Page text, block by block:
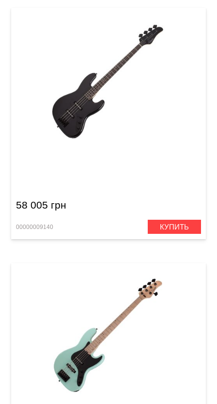
58 005 грн
00000009140 КУПИТЬ